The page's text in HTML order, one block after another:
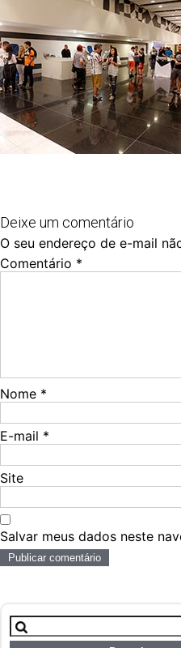
Deixe um comentário
O seu endereço de e-mail
Comentário *
Nome *
E-mail *
Site
Salvar meus dados neste
Pesquisar
por: